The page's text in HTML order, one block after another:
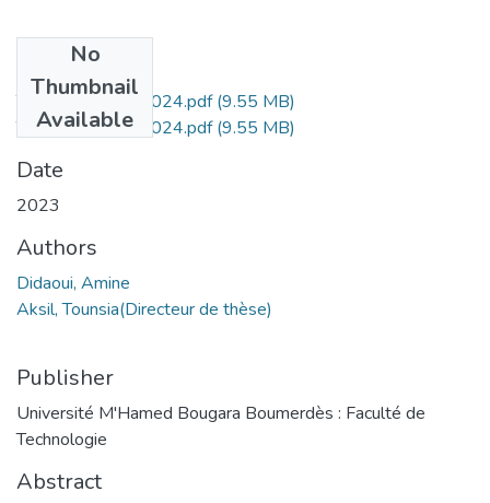
No
Thumbnail
Available
Thesis C-2023-2024.pdf(9.55 MB)
Thesis C-2023-2024.pdf(9.55 MB)
Date
2023
Authors
Didaoui, Amine
Aksil, Tounsia(Directeur de thèse)
Publisher
Université M'Hamed Bougara Boumerdès : Faculté de
Technologie
Abstract